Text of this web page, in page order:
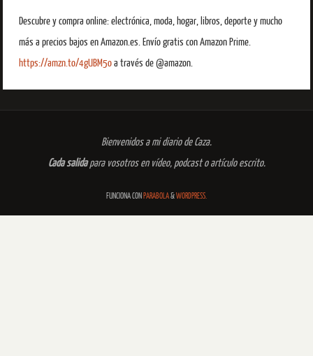
Descubre y compra online: electrónica, moda, hogar, libros, deporte y mucho
más a precios bajos en Amazon.es. Envío gratis con Amazon Prime.
https://amzn.to/4gUBM5oa través de @amazon.
Bienvenidos a mi diario de Caza.
Cada salidapara vosotros en vídeo, podcast o artículo escrito.
FUNCIONA CON PARABOLA&WORDPRESS.